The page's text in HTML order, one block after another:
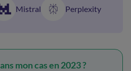
Mistral Perplexity
mon cas en 2023 ?